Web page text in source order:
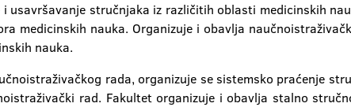
usavršavanje stručnjaka iz različitih oblasti medicinskih
medicinskih nauka. Organizuje i obavlja
nauka.
rada, organizuje se sistemsko praćenje
rad. Fakultet organizuje i obavlja stalno